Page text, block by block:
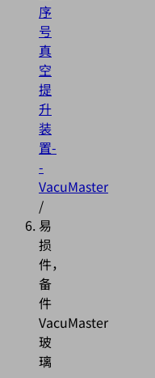
序
号
真
空
提
升
装
置-
-
VacuMaster
/
易
损
件，
备
件
VacuMaster
玻
璃